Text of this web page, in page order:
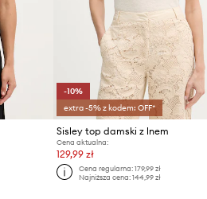
-10%
extra -5% z kodem: OFF*
Sisley top damski z lnem
Cena aktualna:
129,99 zł
Cena regularna: 179,99 zł
Najniższa cena: 144,99 zł